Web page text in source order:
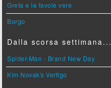
Greta e le favole vere
Borgo
Dalla scorsa settimana...
Spider-Man - Brand New Day
Kim Novak's Vertigo